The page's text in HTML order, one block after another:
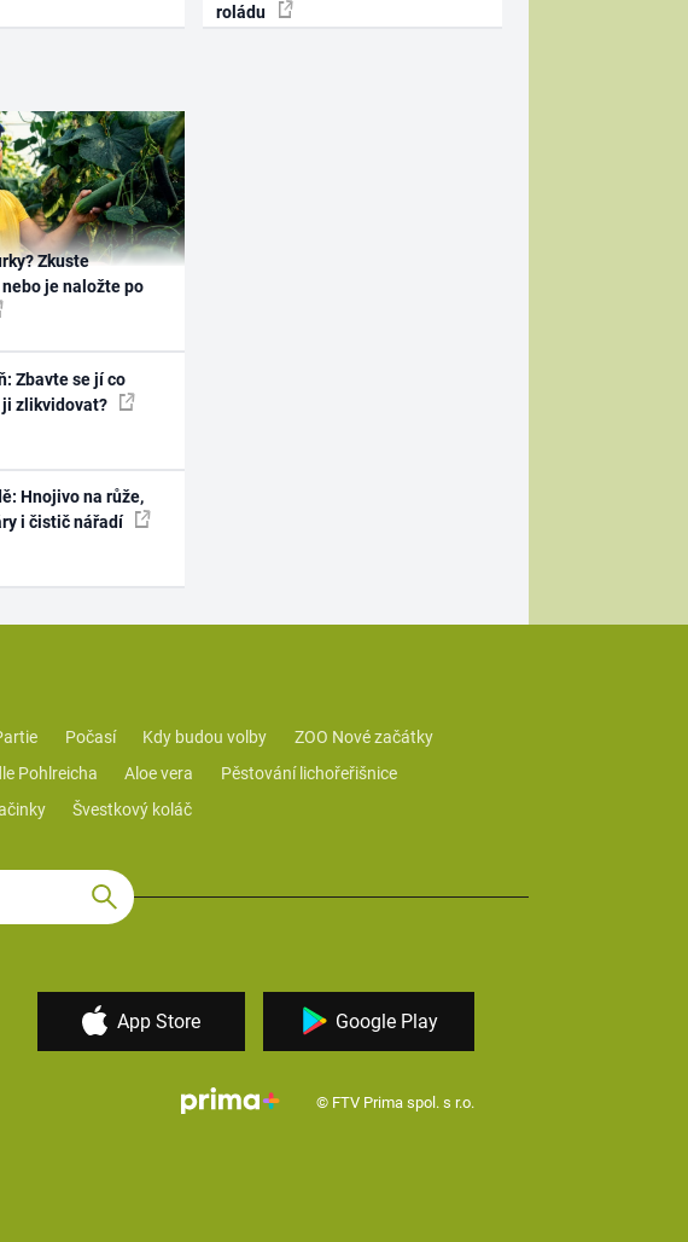
roládu
Zkuste
je naložte po
Zbavte se jí co
zlikvidovat?
Hnojivo na růže,
i čistič nářadí
Počasí Kdy budou volby
ZOO Nové začátky
Pohlreicha Aloe vera
Pěstování lichořeřišnice
Švestkový koláč
App Store Google Play
© FTV Prima spol. s r.o.